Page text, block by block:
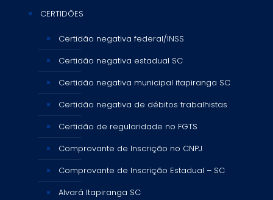
CERTIDÕES
Certidão negativa federal/INSS
Certidão negativa estadual SC
Certidão negativa municipal itapiranga SC
Certidão negativa de débitos trabalhistas
Certidão de regularidade no FGTS
Comprovante de Inscrição no CNPJ
Comprovante de Inscrição Estadual – SC
Alvará Itapiranga SC